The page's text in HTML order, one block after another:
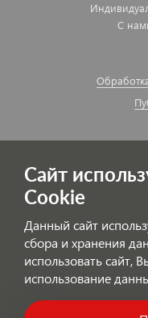
С
Сайт
Cookie
Данный сайт
сбора и хранения
использовать сайт,
использование